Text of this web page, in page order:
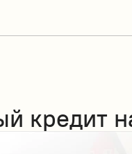
кредит